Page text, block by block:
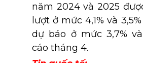
năm 2024 và 2025
lượt ở mức 4,1% và
dự báo ở mức 3,7%
cáo tháng 4.